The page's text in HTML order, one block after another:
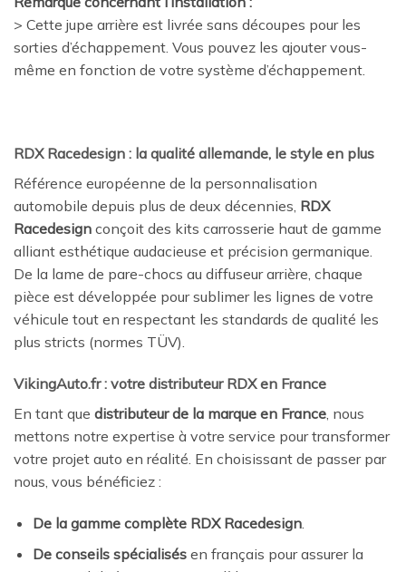
> Cette jupe arrière est livrée sans découpes pour les
sorties d’échappement. Vous pouvez les ajouter vous-
même en fonction de votre système d’échappement.
RDX Racedesign : la qualité allemande, le style en plus
Référence européenne de la personnalisation
automobile depuis plus de deux décennies, RDX
Racedesign conçoit des kits carrosserie haut de gamme
alliant esthétique audacieuse et précision germanique.
De la lame de pare-chocs au diffuseur arrière, chaque
pièce est développée pour sublimer les lignes de votre
véhicule tout en respectant les standards de qualité les
plus stricts (normes TÜV).
VikingAuto.fr : votre distributeur RDX en France
En tant que distributeur de la marque en France , nous
mettons notre expertise à votre service pour transformer
votre projet auto en réalité. En choisissant de passer par
nous, vous bénéficiez :
De la gamme complète RDX Racedesign.
De conseils spécialisésen français pour assurer la